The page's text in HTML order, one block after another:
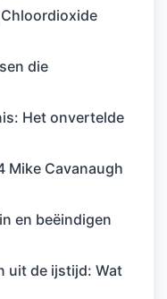
die
Het onvertelde
Mike Cavanaugh
en beëindigen
uit de ijstijd: Wat